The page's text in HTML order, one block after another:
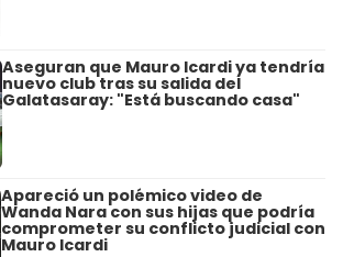
Aseguran que Mauro Icardi ya tendría
nuevo club tras su salida del
Galatasaray: "Está buscando casa"
Apareció un polémico video de
Wanda Nara con sus hijas que podría
comprometer su conflicto judicial con
Mauro Icardi